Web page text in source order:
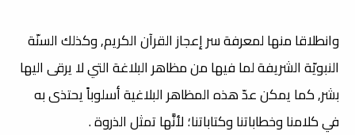
وانطلاقا منها لمعرفة سر إعجاز القرآن الكريم, وكذلك السنّة
النبويّة الشريفة لما فيها من مظاهر البلاغة التي لا يرقى اليها
بشر, كما يمكن عدّ هذه المظاهر البلاغية أسلوباً يحتذى به
في كلامنا وخطاباتنا وكتاباتنا؛ لأنَّها تمثل الذروة .